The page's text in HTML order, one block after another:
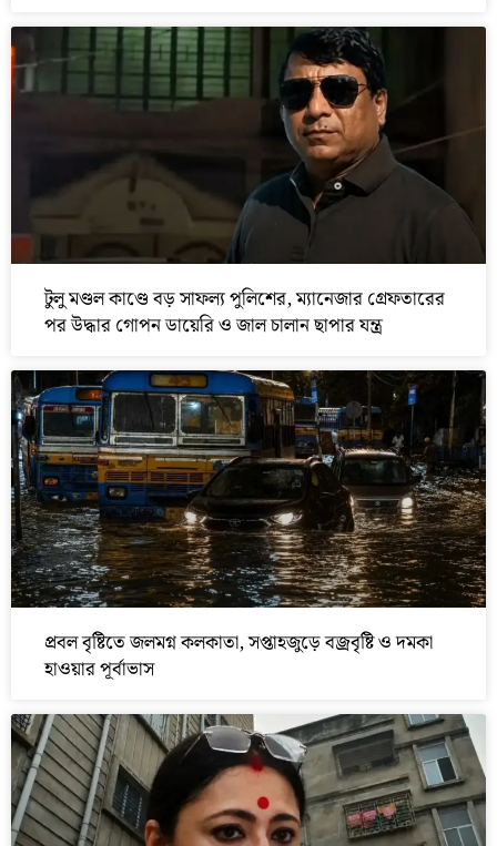
টুলু মণ্ডল কাণ্ডে বড় সাফল্য পুলিশের, ম্যানেজার গ্রেফতারের
পর উদ্ধার গোপন ডায়েরি ও জাল চালান ছাপার যন্ত্র
প্রবল বৃষ্টিতে জলমগ্ন কলকাতা, সপ্তাহজুড়ে বজ্রবৃষ্টি ও দমকা
হাওয়ার পূর্বাভাস